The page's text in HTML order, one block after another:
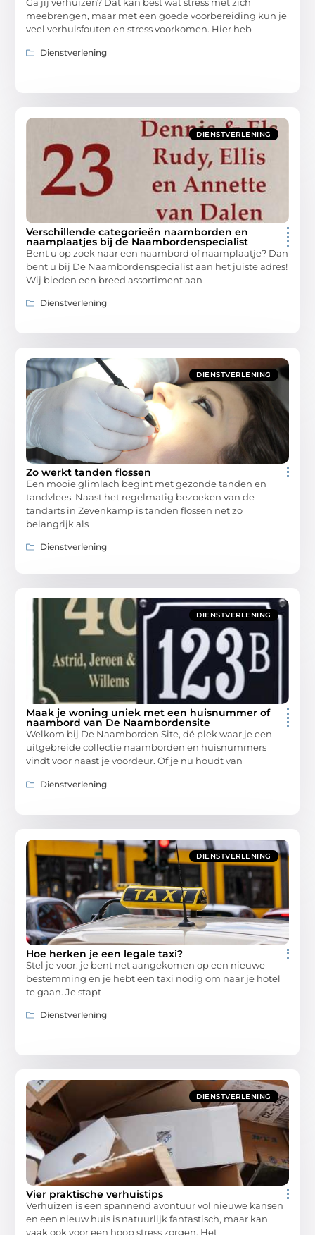
meebrengen, maar met een goede voorbereiding kun je
veel verhuisfouten en stress voorkomen. Hier heb
Dienstverlening
DIENSTVERLENING
Verschillende categorieën naamborden en
naamplaatjes bij de Naambordenspecialist
Bent u op zoek naar een naambord of naamplaatje? Dan
bent u bij De Naambordenspecialist aan het juiste adres!
Wij bieden een breed assortiment aan
Dienstverlening
DIENSTVERLENING
Zo werkt tanden flossen
Een mooie glimlach begint met gezonde tanden en
tandvlees. Naast het regelmatig bezoeken van de
tandarts in Zevenkamp is tanden flossen net zo
belangrijk als
Dienstverlening
DIENSTVERLENING
Maak je woning uniek met een huisnummer of
naambord van De Naambordensite
Welkom bij De Naamborden Site, dé plek waar je een
uitgebreide collectie naamborden en huisnummers
vindt voor naast je voordeur. Of je nu houdt van
Dienstverlening
DIENSTVERLENING
Hoe herken je een legale taxi?
Stel je voor: je bent net aangekomen op een nieuwe
bestemming en je hebt een taxi nodig om naar je hotel
te gaan. Je stapt
Dienstverlening
DIENSTVERLENING
Vier praktische verhuistips
Verhuizen is een spannend avontuur vol nieuwe kansen
en een nieuw huis is natuurlijk fantastisch, maar kan
vaak ook voor een hoop stress zorgen. Het